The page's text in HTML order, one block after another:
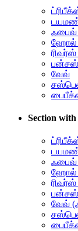
ஃபைவ்
ஹோல்
பன்சஸ்
வேவ்
Section with
ஃபைவ்
ஹோல்
பன்சஸ்
வேவ்